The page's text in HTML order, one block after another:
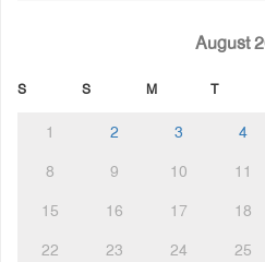
August
S S M T
1 2 3 4
8
9 10 11
15
16 17 18
22
23 24 25